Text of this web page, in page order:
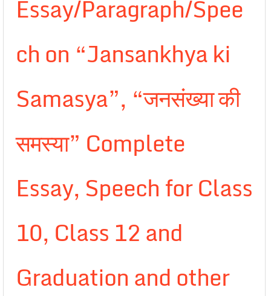
Essay/Paragraph/Spee
ch on “Jansankhya ki
Samasya”, “जनसंख्या की
समस्या” Complete
Essay, Speech for Class
10, Class 12 and
Graduation and other